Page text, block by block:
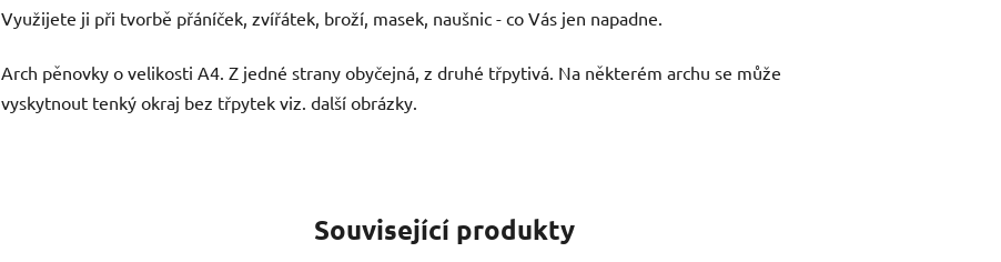
Využijete ji při tvorbě přáníček, zvířátek, broží, masek, naušnic - co Vás jen napadne.
Arch pěnovky o velikosti A4. Z jedné strany obyčejná, z druhé třpytivá. Na některém archu se může
vyskytnout tenký okraj bez třpytek viz. další obrázky.
Související produkty